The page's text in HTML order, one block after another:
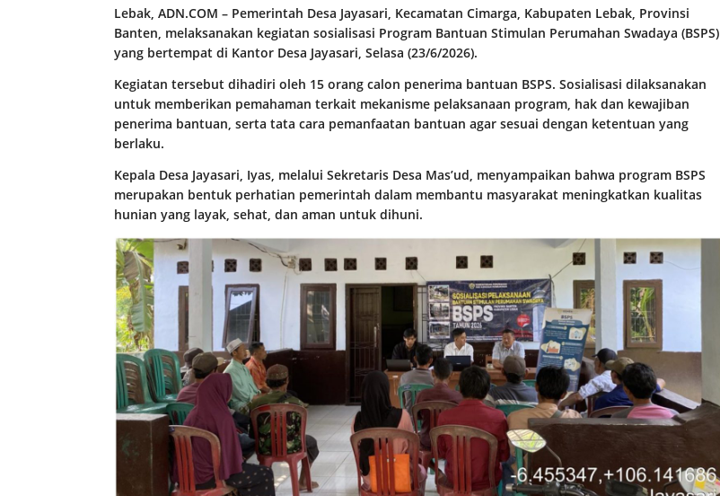
Lebak, ADN.COM – Pemerintah Desa Jayasari, Kecamatan Cimarga, Kabupaten Lebak, Provinsi
Banten, melaksanakan kegiatan sosialisasi Program Bantuan Stimulan Perumahan Swadaya (BSPS)
yang bertempat di Kantor Desa Jayasari, Selasa (23/6/2026).
Kegiatan tersebut dihadiri oleh 15 orang calon penerima bantuan BSPS. Sosialisasi dilaksanakan
untuk memberikan pemahaman terkait mekanisme pelaksanaan program, hak dan kewajiban
penerima bantuan, serta tata cara pemanfaatan bantuan agar sesuai dengan ketentuan yang
berlaku.
Kepala Desa Jayasari, Iyas, melalui Sekretaris Desa Mas’ud, menyampaikan bahwa program BSPS
merupakan bentuk perhatian pemerintah dalam membantu masyarakat meningkatkan kualitas
hunian yang layak, sehat, dan aman untuk dihuni.